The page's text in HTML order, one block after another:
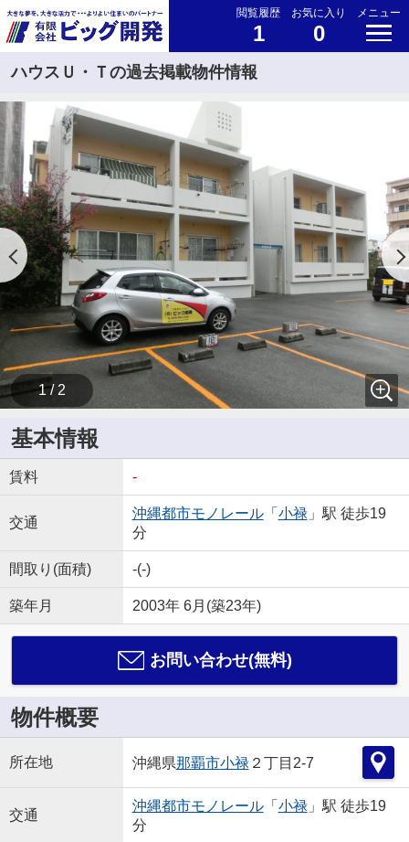
閲覧履歴
1
お気に入り
0
メニュー
ハウスＵ・Ｔの過去掲載物件情報
1 / 2
基本情報
賃料 -
交通
沖縄都市モノレール「 小禄」駅 徒歩19
分
間取り(面積) -(-)
築年月 2003年 6月(築23年)
お問い合わせ(無料)
物件概要
所在地 沖縄県那覇市小禄２丁目2-7
交通
沖縄都市モノレール「 小禄」駅 徒歩19
分